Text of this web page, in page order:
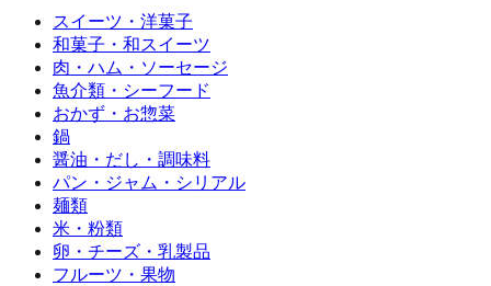
スイーツ・洋菓子
和菓子・和スイーツ
肉・ハム・ソーセージ
魚介類・シーフード
おかず・お惣菜
鍋
醤油・だし・調味料
パン・ジャム・シリアル
麺類
米・粉類
卵・チーズ・乳製品
フルーツ・果物